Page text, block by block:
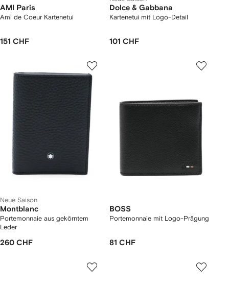
AMI Paris
Ami de Coeur Kartenetui
151 CHF
Dolce & Gabbana
Kartenetui mit Logo-Detail
101 CHF
Neue Saison
Montblanc
Portemonnaie aus gekörntem
Leder
260 CHF
BOSS
Portemonnaie mit Logo-Prägung
81 CHF